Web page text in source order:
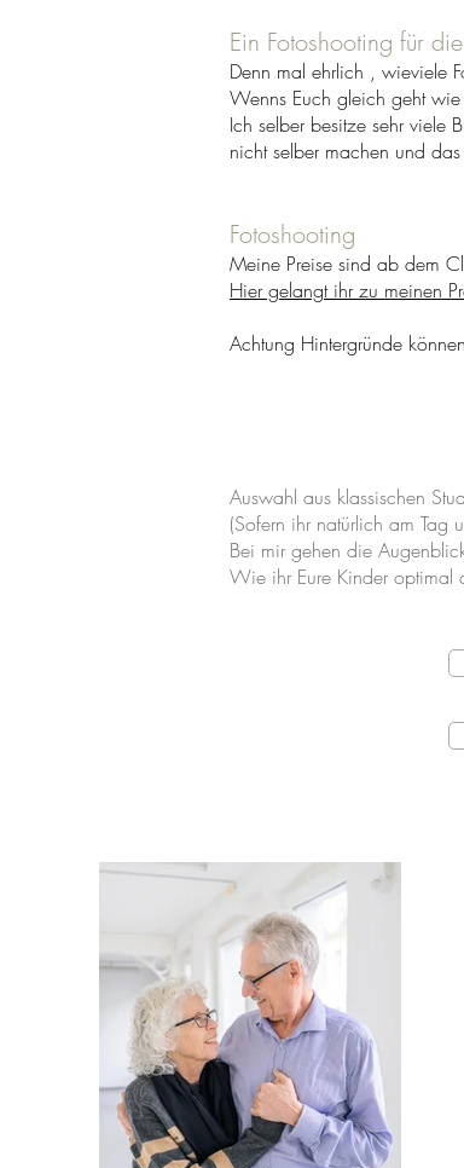
Ein Fotoshooting für
Denn mal ehrlich , wieviele
Wenns Euch gleich geht
Ich selber besitze sehr viele
nicht selber machen und
Fotoshooting
Meine Preise sind ab dem
Hier gelangt ihr zu meinen
Achtung Hintergründe
Auswahl aus klassischen
(Sofern ihr natürlich am Tag
Bei mir gehen die
Wie ihr Eure Kinder optimal